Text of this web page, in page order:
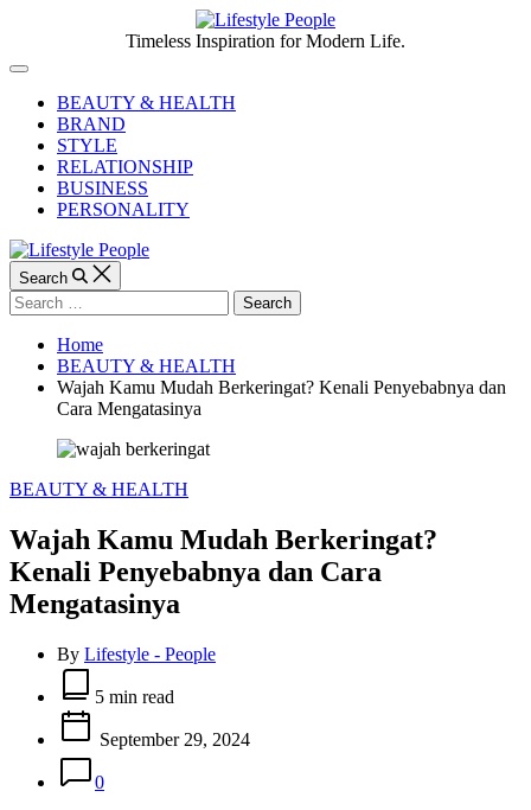
content
People
Timeless Inspiration for Modern Life.
Off
CanvasBEAUTY & HEALTH
BRAND
STYLE
RELATIONSHIP
BUSINESS
PERSONALITY
Search
Search
for:
Home
BEAUTY & HEALTH
Wajah Kamu Mudah Berkeringat? Kenali Penyebabnya dan
Cara Mengatasinya
Categories
BEAUTY & HEALTH
Wajah Kamu Mudah Berkeringat?
Kenali Penyebabnya dan Cara
Mengatasinya
By Lifestyle - People
Estimated
read
time
5 min read
September 29, 2024
0